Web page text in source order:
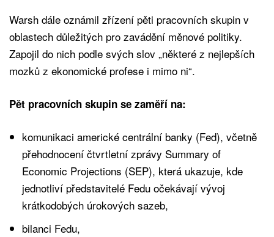
Warsh dále oznámil zřízení pěti pracovních skupin v
oblastech důležitých pro zavádění měnové politiky.
Zapojil do nich podle svých slov „některé z nejlepších
mozků z ekonomické profese i mimo ni“.
Pět pracovních skupin se zaměří na:
komunikaci americké centrální banky (Fed), včetně
přehodnocení čtvrtletní zprávy Summary of
Economic Projections (SEP), která ukazuje, kde
jednotliví představitelé Fedu očekávají vývoj
krátkodobých úrokových sazeb,
bilanci Fedu,